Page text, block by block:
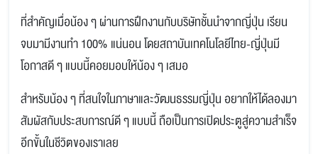
ที่สำคัญเมื่อน้อง ๆ ผ่านการฝึกงานกับบริษัทชั้นนำจากญี่ปุ่น เรียน
จบมามีงานทำ 100% แน่นอน โดยสถาบันเทคโนโลยีไทย-ญี่ปุ่นมี
โอกาสดี ๆ แบบนี้คอยมอบให้น้อง ๆ เสมอ
สำหรับน้อง ๆ ที่สนใจในภาษาและวัฒนธรรมญี่ปุ่น อยากให้ได้ลองมา
สัมผัสกับประสบการณ์ดี ๆ แบบนี้ ถือเป็นการเปิดประตูสู่ความสำเร็จ
อีกขั้นในชีวิตของเราเลย